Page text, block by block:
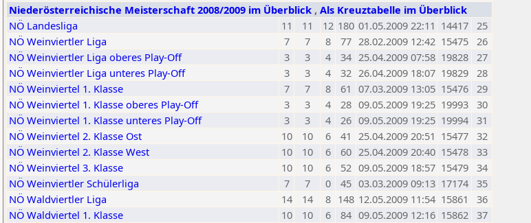
Niederösterreichische Meisterschaft 2008/2009 im Überblick , Als Kreuztabelle im Überblick
NÖ Landesliga
11 11 12 180 01.05.2009 22:11 14417 25
NÖ Weinviertler Liga
7 7 8 77 28.02.2009 12:42 15475 26
NÖ Weinviertler Liga oberes Play-Off
3 3 4 34 25.04.2009 07:58 19828 27
NÖ Weinviertler Liga unteres Play-Off
3 3 4 32 26.04.2009 18:07 19829 28
NÖ Weinviertel 1. Klasse
7 7 8 61 07.03.2009 13:05 15476 29
NÖ Weinviertel 1. Klasse oberes Play-Off
3 3 4 28 09.05.2009 19:25 19993 30
NÖ Weinviertel 1. Klasse unteres Play-Off
3 3 4 26 09.05.2009 19:25 19994 31
NÖ Weinviertel 2. Klasse Ost
10 10 6 41 25.04.2009 20:51 15477 32
NÖ Weinviertel 2. Klasse West
10 10 6 60 25.04.2009 20:40 15478 33
NÖ Weinviertel 3. Klasse
10 10 6 52 09.05.2009 18:57 15479 34
NÖ Weinviertler Schülerliga
7 7 0 45 03.03.2009 09:13 17174 35
NÖ Waldviertler Liga
14 14 8 148 12.05.2009 11:54 15861
36
NÖ Waldviertel 1. Klasse
10 10 6 84 09.05.2009 12:16 15862 37